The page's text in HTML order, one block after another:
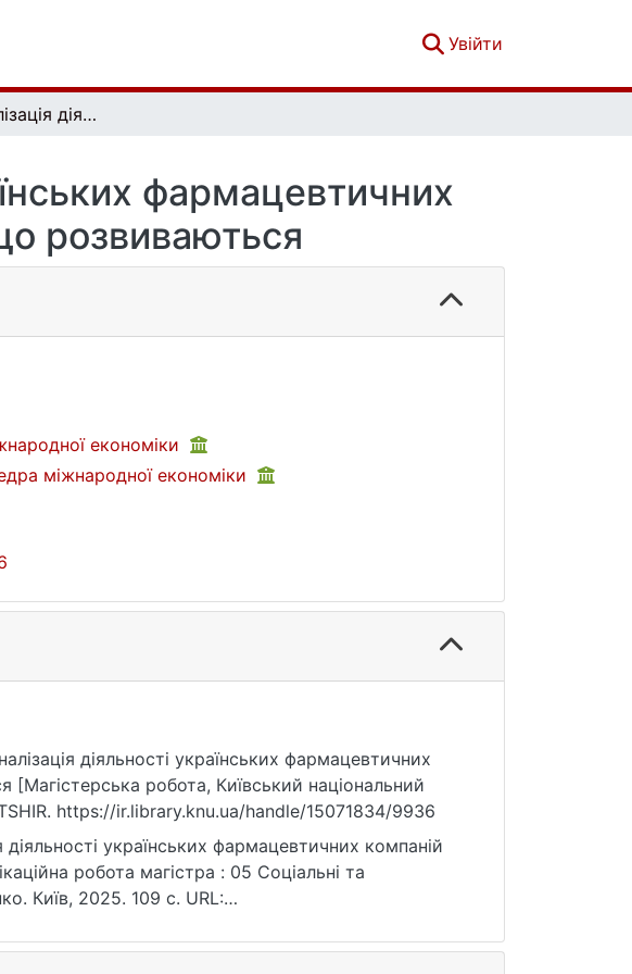
Увійти
Інтернаціоналізація діяльності українських фармацевтичних компаній на ринках країн, що розвиваються
фармацевтичних
розвиваються
економіки
міжнародної економіки
діяльності українських фармацевтичних
робота, Київський національний
https://ir.library.knu.ua/handle/15071834/9936
українських фармацевтичних компаній
робота магістра : 05 Соціальні та
Київ, 2025. 109 с. URL: